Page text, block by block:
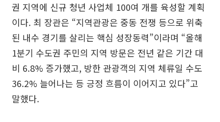
권 지역에 신규 청년 사업체 100여 개를 육성할 계획
이다. 최 장관은 “지역관광은 중동 전쟁 등으로 위축
된 내수 경기를 살리는 핵심 성장동력”이라며 “올해
1분기 수도권 주민의 지역 방문은 전년 같은 기간 대
비 6.8% 증가했고, 방한 관광객의 지역 체류일 수도
36.2% 늘어나는 등 긍정 흐름이 이어지고 있다”고
말했다.